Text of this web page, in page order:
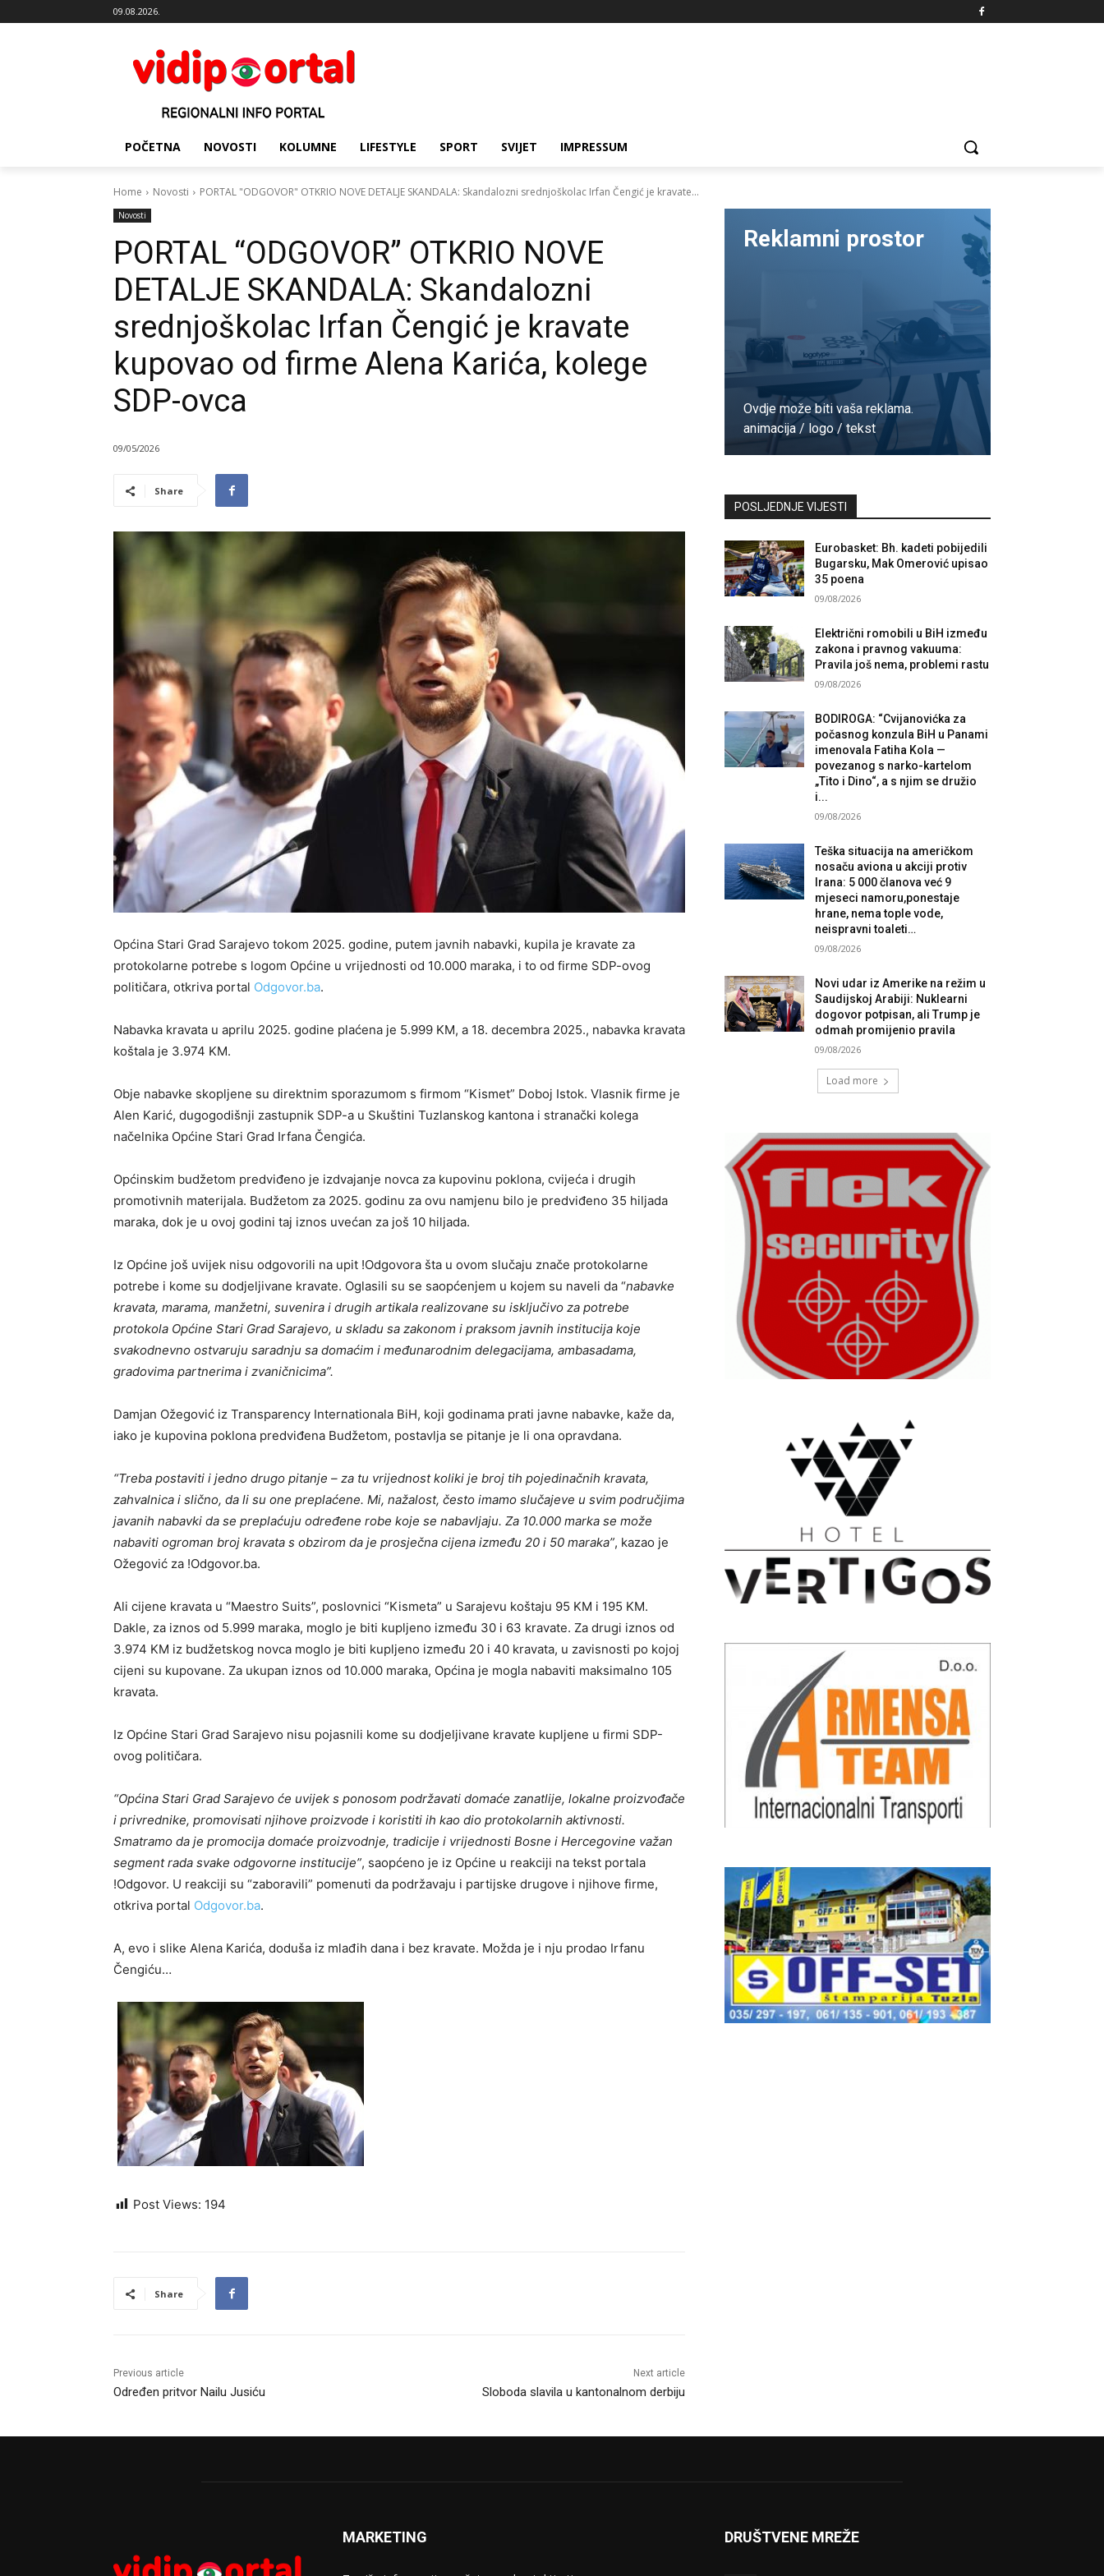
09.08.2026.
POČETNA NOVOSTI KOLUMNE LIFESTYLE SPORT SVIJET IMPRESSUM
Home Novosti PORTAL "ODGOVOR" OTKRIO NOVE DETALJE SKANDALA: Skandalozni srednjoškolac Irfan Čengić je kravate...
Novosti
PORTAL “ODGOVOR” OTKRIO NOVE
DETALJE SKANDALA: Skandalozni
srednjoškolac Irfan Čengić je kravate
kupovao od firme Alena Karića, kolege
SDP-ovca
09/05/2026
Share
Općina Stari Grad Sarajevo tokom 2025. godine, putem javnih nabavki, kupila je kravate za
protokolarne potrebe s logom Općine u vrijednosti od 10.000 maraka, i to od firme SDP-ovog
političara, otkriva portal Odgovor.ba.
Nabavka kravata u aprilu 2025. godine plaćena je 5.999 KM, a 18. decembra 2025., nabavka kravata
koštala je 3.974 KM.
Obje nabavke skopljene su direktnim sporazumom s firmom “Kismet” Doboj Istok. Vlasnik firme je
Alen Karić, dugogodišnji zastupnik SDP-a u Skuštini Tuzlanskog kantona i stranački kolega
načelnika Općine Stari Grad Irfana Čengića.
Općinskim budžetom predviđeno je izdvajanje novca za kupovinu poklona, cvijeća i drugih
promotivnih materijala. Budžetom za 2025. godinu za ovu namjenu bilo je predviđeno 35 hiljada
maraka, dok je u ovoj godini taj iznos uvećan za još 10 hiljada.
Iz Općine još uvijek nisu odgovorili na upit !Odgovora šta u ovom slučaju znače protokolarne
potrebe i kome su dodjeljivane kravate. Oglasili su se saopćenjem u kojem su naveli da “nabavke
kravata, marama, manžetni, suvenira i drugih artikala realizovane su isključivo za potrebe
protokola Općine Stari Grad Sarajevo, u skladu sa zakonom i praksom javnih institucija koje
svakodnevno ostvaruju saradnju sa domaćim i međunarodnim delegacijama, ambasadama,
gradovima partnerima i zvaničnicima”.
Damjan Ožegović iz Transparency Internationala BiH, koji godinama prati javne nabavke, kaže da,
iako je kupovina poklona predviđena Budžetom, postavlja se pitanje je li ona opravdana.
“Treba postaviti i jedno drugo pitanje – za tu vrijednost koliki je broj tih pojedinačnih kravata,
zahvalnica i slično, da li su one preplaćene. Mi, nažalost, često imamo slučajeve u svim područjima
javanih nabavki da se preplaćuju određene robe koje se nabavljaju. Za 10.000 marka se može
nabaviti ogroman broj kravata s obzirom da je prosječna cijena između 20 i 50 maraka”, kazao je
Ožegović za !Odgovor.ba.
Ali cijene kravata u “Maestro Suits”, poslovnici “Kismeta” u Sarajevu koštaju 95 KM i 195 KM.
Dakle, za iznos od 5.999 maraka, moglo je biti kupljeno između 30 i 63 kravate. Za drugi iznos od
3.974 KM iz budžetskog novca moglo je biti kupljeno između 20 i 40 kravata, u zavisnosti po kojoj
cijeni su kupovane. Za ukupan iznos od 10.000 maraka, Općina je mogla nabaviti maksimalno 105
kravata.
Iz Općine Stari Grad Sarajevo nisu pojasnili kome su dodjeljivane kravate kupljene u firmi SDP-
ovog političara.
“Općina Stari Grad Sarajevo će uvijek s ponosom podržavati domaće zanatlije, lokalne proizvođače
i privrednike, promovisati njihove proizvode i koristiti ih kao dio protokolarnih aktivnosti.
Smatramo da je promocija domaće proizvodnje, tradicije i vrijednosti Bosne i Hercegovine važan
segment rada svake odgovorne institucije”, saopćeno je iz Općine u reakciji na tekst portala
!Odgovor. U reakciji su “zaboravili” pomenuti da podržavaju i partijske drugove i njihove firme,
otkriva portal Odgovor.ba.
A, evo i slike Alena Karića, doduša iz mlađih dana i bez kravate. Možda je i nju prodao Irfanu
Čengiću…
Post Views: 194
Share
Previous article
Određen pritvor Nailu Jusiću
Next article
Sloboda slavila u kantonalnom derbiju
Reklamni prostor
Ovdje može biti vaša reklama.
animacija / logo / tekst
POSLJEDNJE VIJESTI
Eurobasket: Bh. kadeti pobijedili
Bugarsku, Mak Omerović upisao
35 poena
09/08/2026
Električni romobili u BiH između
zakona i pravnog vakuuma:
Pravila još nema, problemi rastu
09/08/2026
BODIROGA: “Cvijanovićka za
počasnog konzula BiH u Panami
imenovala Fatiha Kola —
povezanog s narko-kartelom
„Tito i Dino“, a s njim se družio
i...
09/08/2026
Teška situacija na američkom
nosaču aviona u akciji protiv
Irana: 5 000 članova već 9
mjeseci namoru,ponestaje
hrane, nema tople vode,
neispravni toaleti…
09/08/2026
Novi udar iz Amerike na režim u
Saudijskoj Arabiji: Nuklearni
dogovor potpisan, ali Trump je
odmah promijenio pravila
09/08/2026
Load more
MARKETING DRUŠTVENE MREŽE